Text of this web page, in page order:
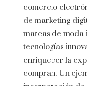
comercio
de marketing
marcas de moda
tecnologías
enriquecer la
compran. Un